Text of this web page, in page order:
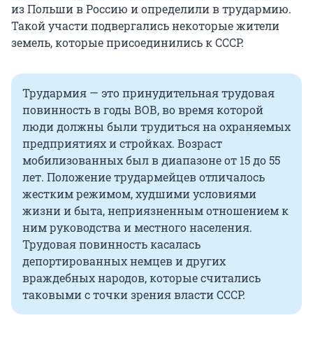
из Польши в Россию и определили в трудармию.
Такой участи подвергались некоторые жители
земель, которые присоединились к СССР.
Трудармия — это принудительная трудовая
повинность в годы ВОВ, во время которой
люди должны были трудиться на охраняемых
предприятиях и стройках. Возраст
мобилизованных был в диапазоне от 15 до 55
лет. Положение трудармейцев отличалось
жестким режимом, худшими условиями
жизни и быта, неприязненным отношением к
ним руководства и местного населения.
Трудовая повинность касалась
депортированных немцев и других
враждебных народов, которые считались
таковыми с точки зрения власти СССР.